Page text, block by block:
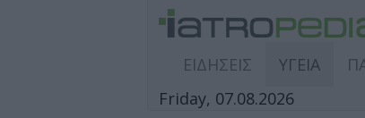
ΕΙΔΗΣΕΙΣ ΥΓΕΙΑ
Friday, 07.08.2026